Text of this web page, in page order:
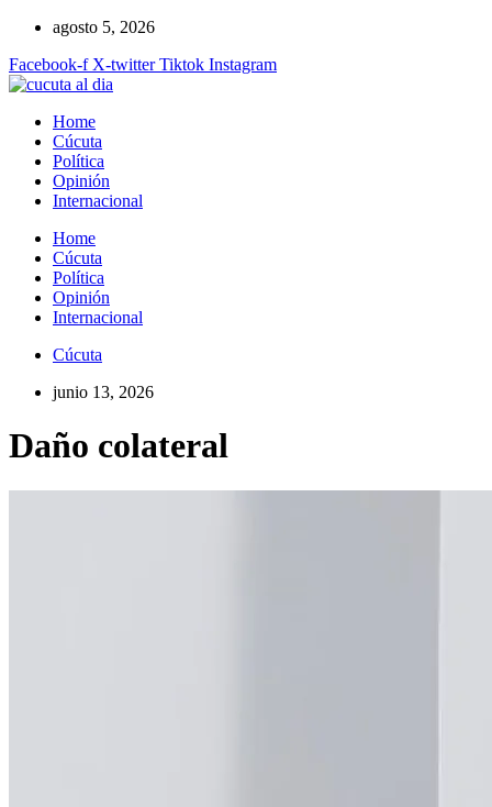
contenido
agosto 5, 2026
Facebook-f X-twitter Tiktok Instagram
Home
Cúcuta
Política
Opinión
Internacional
Home
Cúcuta
Política
Opinión
Internacional
Cúcuta
junio 13, 2026
Daño colateral